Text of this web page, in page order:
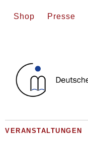
Shop Presse
VERANSTALTUNGEN